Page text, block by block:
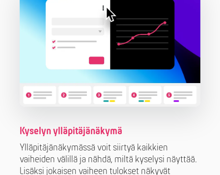
Kyselyn ylläpitäjänäkymä
Ylläpitäjänäkymässä voit siirtyä kaikkien
vaiheiden välillä ja nähdä, miltä kyselysi näyttää.
Lisäksi jokaisen vaiheen tulokset näkyvät